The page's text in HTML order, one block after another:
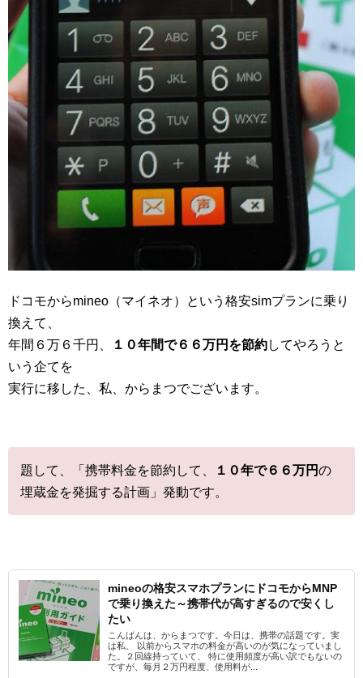
ドコモからmineo（マイネオ）という格安simプランに乗り
換えて、
年間６万６千円、
１０年間で６６万円を節約してやろうと
いう企てを
実行に移した、私、からまつでございます。
題して、「携帯料金を節約して、 １０年で６６万円の
埋蔵金を発掘する計画」発動です。
mineoの格安スマホプランにドコモからMNP
で乗り換えた～携帯代が高すぎるので安くし
たい
こんばんは、からまつです。今日は、携帯の話題です。実
は私、 以前からスマホの料金が高いのが気になっていまし
た。２回線持っていて、 特に使用頻度が高い訳でもないの
ですが、毎月２万円程度、使用料が...